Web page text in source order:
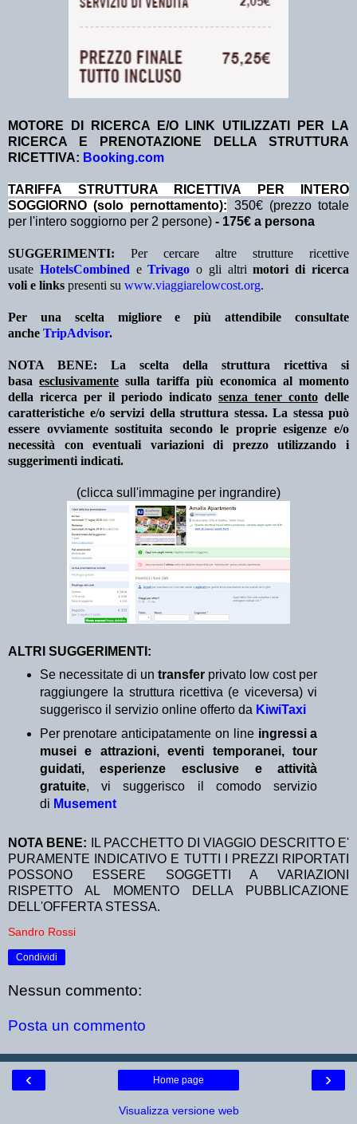
MOTORE DI RICERCA E/O LINK UTILIZZATI PER LA
RICERCA E PRENOTAZIONE DELLA STRUTTURA
RICETTIVA: Booking.com
TA RIFFA STRUTTURA RICETTIVA PER INTERO
SOGGIORNO (solo pernottamento): 350€ (prezzo totale
per l'intero soggiorno per 2 persone) - 175€ a persona
SUGGERIMENTI: Per cercare altre strutture ricettive
usate HotelsCombined eTrivago o gli altrimotori di ricerca
voli e links presenti su www.viaggiarelowcost.org.
Per una scelta migliore e più attendibile consultate
anche TripAdvisor.
NOTA BENE: La scelta della struttura ricettiva si
basa esclusivamente sulla tariffa più economica al momento
della ricerca per il periodo indicato senza tener conto delle
caratteristiche e/o servizi della struttura stessa. La stessa può
essere ovviamente sostituita secondo le proprie esigenze e/o
necessità con eventuali variazioni di prezzo utilizzando i
suggerimenti indicati.
(clicca sull'immagine per ingrandire)
ALTRI SUGGERIMENTI:
Se necessitate di un transfer privato low cost per
raggiungere la struttura ricettiva (e viceversa) vi
suggerisco il servizio online offerto da KiwiTaxi
Per prenotare anticipatamente on line ingressi a
musei e attrazioni, eventi temporanei, tour
guidati, esperienze esclusive e attività
gratuite, vi suggerisco il comodo servizio
di Musement
NOTA BENE:
IL PACCHETTO DI VIAGGIO DESCRITTO E'
PURAMENTE INDICATIVO E TUTTI I PREZZI RIPORTATI
POSSONO ESSERE SOGGETTI A VARIAZIONI
RISPETTO AL MOMENTO DELLA PUBBLICAZIONE
DELL'OFFERTA STESSA.
Sandro Rossi
Condividi
Nessun commento:
Posta un commento
‹ ›
Home page
Visualizza versione web